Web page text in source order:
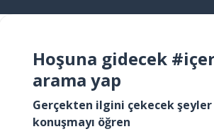
Hoşuna gidecek
arama yap
Gerçekten ilgini çekecek şeyler
konuşmayı öğren